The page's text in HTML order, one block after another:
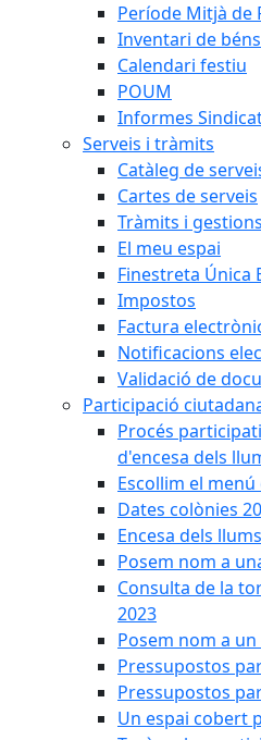
Període Mitjà de
Inventari de
Calendari festiu
POUM
Informes
Serveis i tràmits
Catàleg de
Cartes de serveis
Tràmits i gestions
El meu espai
Finestreta Única
Impostos
Factura
Notificacions
Validació de
Participació
Procés
d'encesa dels
Escollim el
Dates colònies
Encesa dels
Posem nom a
Consulta de la
2023
Posem nom a
Pressupostos
Pressupostos
Un espai cobert